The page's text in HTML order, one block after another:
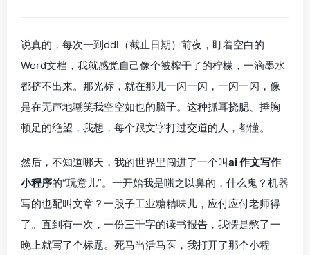
说真的，每次一到ddl（截止日期）前夜，盯着空白的
Word文档，我就感觉自己像个被榨干了的柠檬，一滴墨水
都挤不出来。那光标，就在那儿一闪一闪，一闪一闪，像
是在无声地嘲笑我空空如也的脑子。这种抓耳挠腮、捶胸
顿足的绝望，我想，每个跟文字打过交道的人，都懂。
然后，不知道哪天，我的世界里闯进了一个叫ai 作文写作
小程序的“玩意儿”。一开始我是嗤之以鼻的，什么鬼？机器
写的也配叫文章？一股子工业糖精味儿，应付应付老师得
了。直到有一次，一份三千字的读书报告，我愣是憋了一
晚上就写了个标题。死马当活马医，我打开了那个小程